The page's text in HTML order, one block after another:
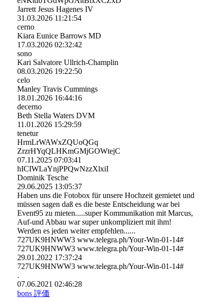
Jarrett Jesus Hagenes IV
31.03.2026 11:21:54
cerno
Kiara Eunice Barrows MD
17.03.2026 02:32:42
sono
Kari Salvatore Ullrich-Champlin
08.03.2026 19:22:50
celo
Manley Travis Cummings
18.01.2026 16:44:16
decerno
Beth Stella Waters DVM
11.01.2026 15:29:59
tenetur
HrmLrWAWxZQUoQGq
ZrzrHYqQLHKmGMjGOWtejC
07.11.2025 07:03:41
hICIWLaYnjPPQwNzzXlxiI
Dominik Tesche
29.06.2025 13:05:37
Haben uns die Fotobox für unsere Hochzeit gemietet und
müssen sagen daß es die beste Entscheidung war bei
Event95 zu mieten.....super Kommunikation mit Marcus,
Auf-und Abbau war super unkompliziert mit ihm!
Werden es jeden weiter empfehlen......
727UK9HNWW3 www.telegra.ph/Your-Win-01-14#
727UK9HNWW3 www.telegra.ph/Your-Win-01-14#
29.01.2022 17:37:24
727UK9HNWW3 www.­telegra.­ph/­Your-­Win-­01-­14#­
.
07.06.2021 02:46:28
bons 評価